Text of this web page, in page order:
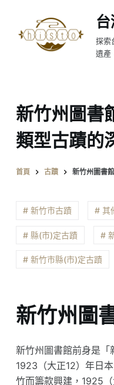
至
探索
遺產
新竹州圖書
類型古蹟的
首頁 古蹟 新竹州圖書
# 新竹市古蹟 # 其
# 縣(市)定古蹟 #
# 新竹市縣(市)定古蹟
新竹州圖
新竹州圖書館前身是「
1923（大正12）年日
竹而籌款興建，1925